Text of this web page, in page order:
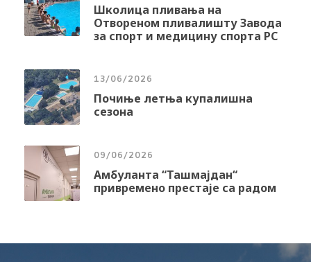
Школица пливања на
Отвореном пливалишту Завода
за спорт и медицину спорта РС
13/06/2026
Почиње летња купалишна
сезона
09/06/2026
Амбуланта “Ташмајдан“
привремено престаје са радом